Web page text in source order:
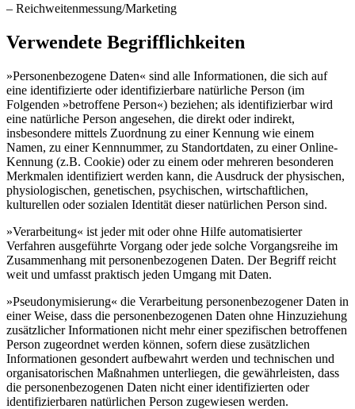
– Reichweitenmessung/Marketing
Verwendete Begrifflichkeiten
»Personenbezogene Daten« sind alle Informationen, die sich auf
eine identifizierte oder identifizierbare natürliche Person (im
Folgenden »betroffene Person«) beziehen; als identifizierbar wird
eine natürliche Person angesehen, die direkt oder indirekt,
insbesondere mittels Zuordnung zu einer Kennung wie einem
Namen, zu einer Kennnummer, zu Standortdaten, zu einer Online-
Kennung (z.B. Cookie) oder zu einem oder mehreren besonderen
Merkmalen identifiziert werden kann, die Ausdruck der physischen,
physiologischen, genetischen, psychischen, wirtschaftlichen,
kulturellen oder sozialen Identität dieser natürlichen Person sind.
»Verarbeitung« ist jeder mit oder ohne Hilfe automatisierter
Verfahren ausgeführte Vorgang oder jede solche Vorgangsreihe im
Zusammenhang mit personenbezogenen Daten. Der Begriff reicht
weit und umfasst praktisch jeden Umgang mit Daten.
»Pseudonymisierung« die Verarbeitung personenbezogener Daten in
einer Weise, dass die personenbezogenen Daten ohne Hinzuziehung
zusätzlicher Informationen nicht mehr einer spezifischen betroffenen
Person zugeordnet werden können, sofern diese zusätzlichen
Informationen gesondert aufbewahrt werden und technischen und
organisatorischen Maßnahmen unterliegen, die gewährleisten, dass
die personenbezogenen Daten nicht einer identifizierten oder
identifizierbaren natürlichen Person zugewiesen werden.